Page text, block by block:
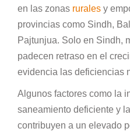
en las zonas rurales y
provincias como Sindh,
Pajtunjua. Solo en Sindh,
padecen retraso en el
evidencia las deficiencias
Algunos factores como la
saneamiento deficiente y
contribuyen a un elevado